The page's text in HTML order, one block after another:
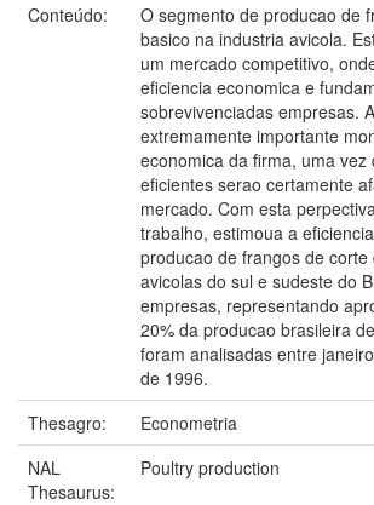
Conteúdo:
O segmento de producao de
basico na industria avicola.
um mercado competitivo,
eficiencia economica e
sobrevivenciadas empresas.
extremamente importante
economica da firma, uma vez
eficientes serao certamente
mercado. Com esta
trabalho, estimoua a
producao de frangos de
avicolas do sul e sudeste do
empresas, representando
20% da producao brasileira
foram analisadas entre
de 1996.
Thesagro:
Econometria
NAL
Thesaurus:
Poultry production